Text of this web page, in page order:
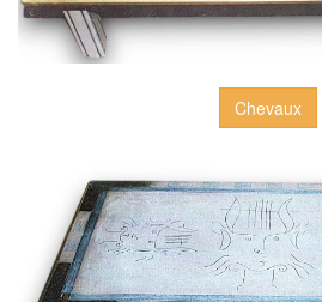
Chevaux